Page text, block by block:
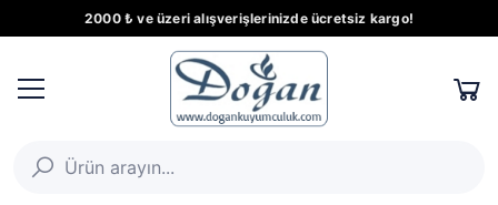
2000 ₺ ve üzeri alışverişlerinizde ücretsiz kargo!